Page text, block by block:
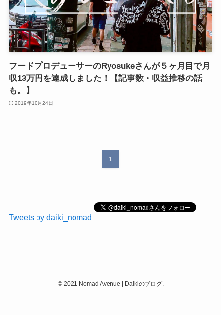
フードプロデューサーのRyosukeさんが５ヶ月目で月
収13万円を達成しました！【記事数・収益推移の話
も。】
2019年10月24日
1
Tweets by daiki_nomad
©2021 Nomad Avenue | Daikiのブログ.